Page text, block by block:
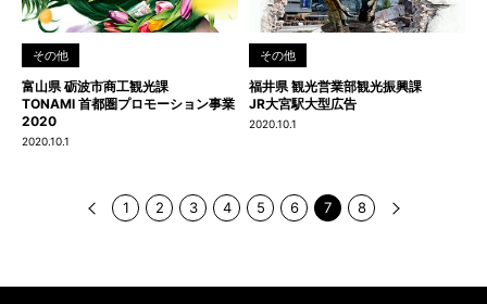
その他
富山県 砺波市商工観光課
TONAMI 首都圏プロモーション事業
2020
2020.10.1
その他
福井県 観光営業部観光振興課
JR大宮駅大型広告
2020.10.1
1 2 3 4 5 6 7 8